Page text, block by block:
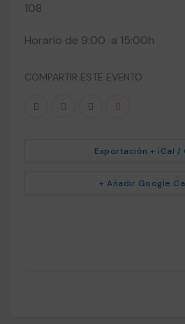
108
Horario de 9:00 a 15:00h
COMPARTIR ESTE EVENTO
+ Añadir Google
Exportación + iCal /